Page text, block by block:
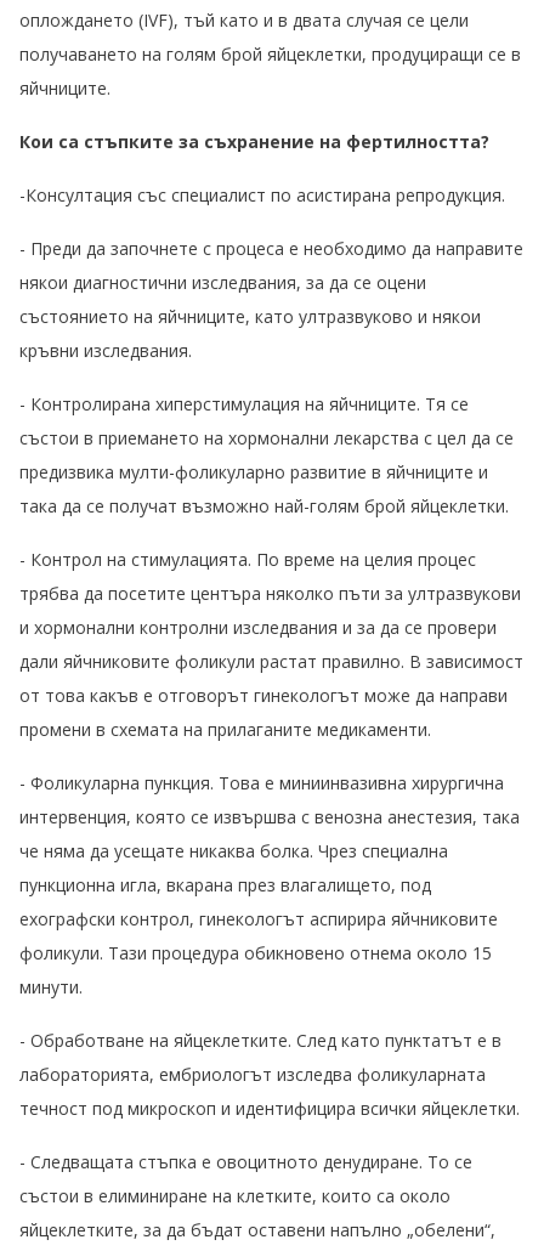
оплождането (IVF), тъй като и в двата случая се цели
получаването на голям брой яйцеклетки, продуциращи се в
яйчниците.
Кои са стъпките за съхранение на фертилността?
-Консултация със специалист по асистирана репродукция.
- Преди да започнете с процеса е необходимо да направите
някои диагностични изследвания, за да се оцени
състоянието на яйчниците, като ултразвуково и някои
кръвни изследвания.
- Контролирана хиперстимулация на яйчниците. Тя се
състои в приемането на хормонални лекарства с цел да се
предизвика мулти-фоликуларно развитие в яйчниците и
така да се получат възможно най-голям брой яйцеклетки.
- Контрол на стимулацията. По време на целия процес
трябва да посетите центъра няколко пъти за ултразвукови
и хормонални контролни изследвания и за да се провери
дали яйчниковите фоликули растат правилно. В зависимост
от това какъв е отговорът гинекологът може да направи
промени в схемата на прилаганите медикаменти.
- Фоликуларна пункция. Това е миниинвазивна хирургична
интервенция, която се извършва с венозна анестезия, така
че няма да усещате никаква болка. Чрез специална
пункционна игла, вкарана през влагалището, под
ехографски контрол, гинекологът аспирира яйчниковите
фоликули. Тази процедура обикновено отнема около 15
минути.
- Обработване на яйцеклетките. След като пунктатът е в
лабораторията, ембриологът изследва фоликуларната
течност под микроскоп и идентифицира всички яйцеклетки.
- Следващата стъпка е овоцитното денудиране. То се
състои в елиминиране на клетките, които са около
яйцеклетките, за да бъдат оставени напълно „обелени“,